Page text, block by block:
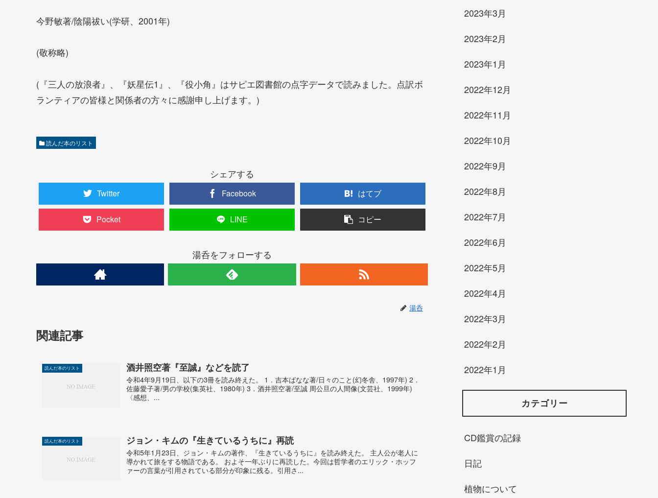
今野敏著/陰陽祓い(学研、2001年)
(敬称略)
(『三人の放浪者』、『妖星伝1』、『役小角』はサピエ図書館の点字データで読みました。点訳ボ
ランティアの皆様と関係者の方々に感謝申し上げます。)
読んだ本のリスト
シェアする
Twitter Facebook はてブ
Pocket LINE コピー
湯呑をフォローする
湯呑
関連記事
読んだ本のリスト 酒井照空著『至誠』などを読了
令和4年9月19日、以下の3冊を読み終えた。 1．吉本ばなな著/日々のこと(幻冬舎、1997年) 2．
佐藤愛子著/男の学校(集英社、1980年) 3．酒井照空著/至誠 周公旦の人間像(文芸社、1999年)
〈感想、...
読んだ本のリスト ジョン・キムの『生きているうちに』再読
令和5年1月23日、ジョン・キムの著作、『生きているうちに』を読み終えた。 主人公が老人に
導かれて旅をする物語である。 およそ一年ぶりに再読した。今回は哲学者のエリック・ホッフ
ァーの言葉が引用されている部分が印象に残る。引用さ...
2023年3月
2023年2月
2023年1月
2022年12月
2022年11月
2022年10月
2022年9月
2022年8月
2022年7月
2022年6月
2022年5月
2022年4月
2022年3月
2022年2月
2022年1月
カテゴリー
CD鑑賞の記録
日記
植物について